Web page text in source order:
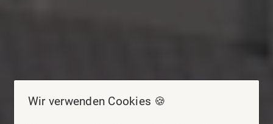
Wir verwenden Cookies 🍪